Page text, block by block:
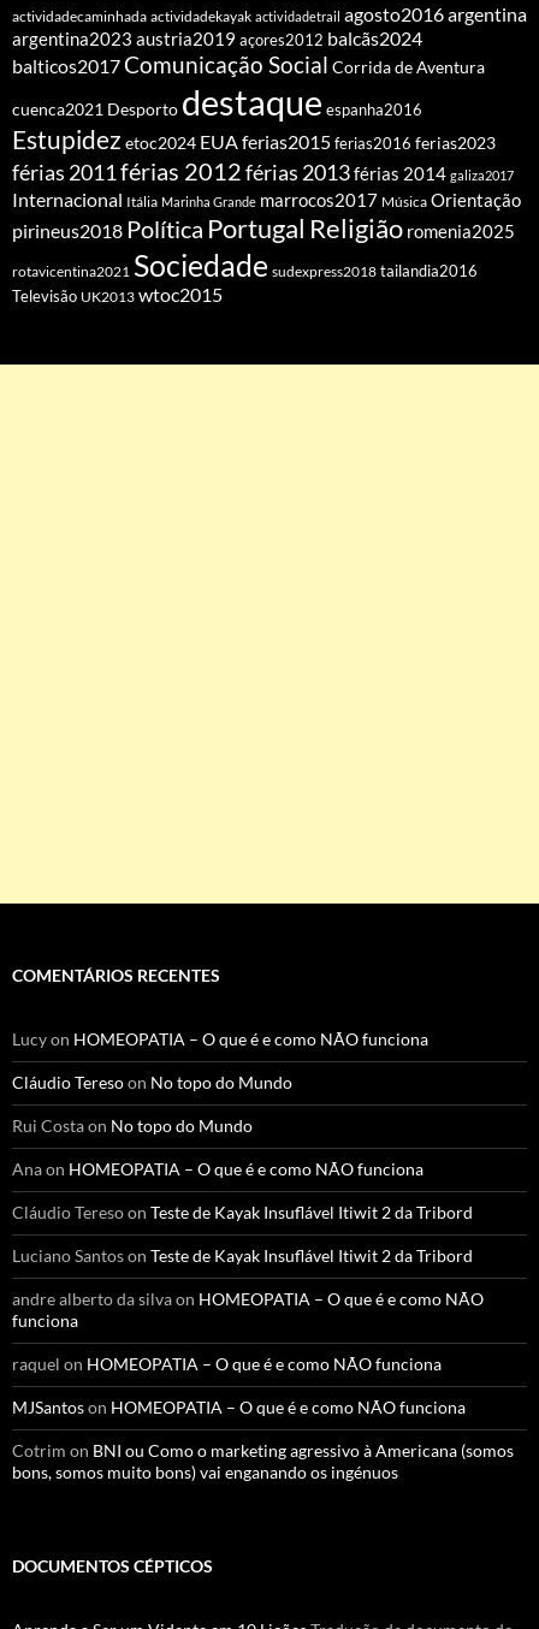
actividadecaminhada actividadekayak actividadetrail agosto2016argentina
argentina2023 austria2019 açores2012 balcãs2024
balticos2017Comunicação Social Corrida de Aventura
cuenca2021 Desporto destaque espanha2016
Estupidez etoc2024 EUAferias2015ferias2016 ferias2023
férias 2011férias 2012férias 2013férias 2014 galiza2017
Internacional Itália Marinha Grande marrocos2017 Música Orientação
pirineus2018 Política Portugal Religião romenia2025
rotavicentina2021 Sociedade sudexpress2018 tailandia2016
Televisão UK2013 wtoc2015
COMENTÁRIOS RECENTES
Lucyon HOMEOPATIA – O que é e como NÃO funciona
Cláudio Teresoon No topo do Mundo
Rui Costaon No topo do Mundo
Anaon HOMEOPATIA – O que é e como NÃO funciona
Cláudio Teresoon Teste de Kayak Insuflável Itiwit 2 da Tribord
Luciano Santoson Teste de Kayak Insuflável Itiwit 2 da Tribord
andre alberto da silvaon HOMEOPATIA – O que é e como NÃO
funciona
raquel on HOMEOPATIA – O que é e como NÃO funciona
MJSantoson HOMEOPATIA – O que é e como NÃO funciona
Cotrim on BNI ou Como o marketing agressivo à Americana (somos
bons, somos muito bons) vai enganando os ingénuos
DOCUMENTOS CÉPTICOS